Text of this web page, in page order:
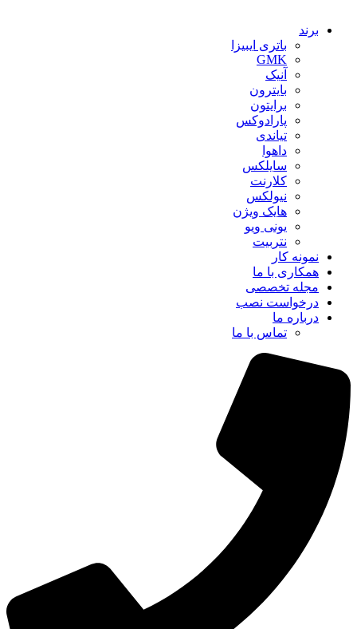
برند
باتری ایبیزا
GMK
آنیک
بایترون
برایتون
پارادوکس
تیاندی
داهوا
سایلکس
کلارنت
نیولکس
هایک ویژن
یونی ویو
نتربیت
نمونه کار
همکاری با ما
مجله تخصصی
درخواست نصب
درباره ما
تماس با ما